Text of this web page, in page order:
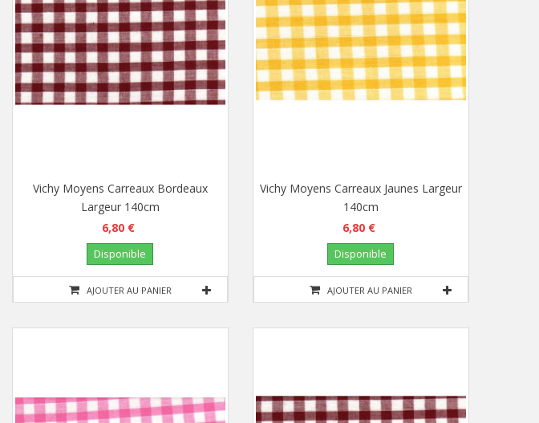
AJOUTER AU PANIER
Vichy Moyens Carreaux Bordeaux
Largeur 140cm
6,80 €
Disponible
AJOUTER AU PANIER
Vichy Moyens Carreaux Jaunes Largeur
140cm
6,80 €
Disponible